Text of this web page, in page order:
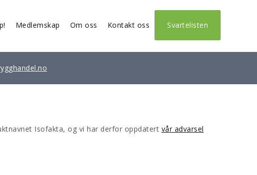
Medlemskap Om oss Kontakt oss Svartelisten
Isofakta, og vi har derfor oppdatert vår advarsel